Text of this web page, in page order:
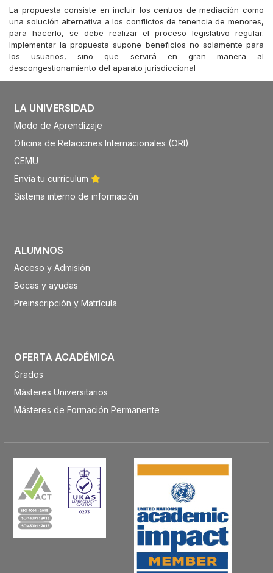
La propuesta consiste en incluir los centros de mediación como
una solución alternativa a los conflictos de tenencia de menores,
para hacerlo, se debe realizar el proceso legislativo regular.
Implementar la propuesta supone beneficios no solamente para
los usuarios, sino que servirá en gran manera al
descongestionamiento del aparato jurisdiccional
LA UNIVERSIDAD
Modo de Aprendizaje
Oficina de Relaciones Internacionales (ORI)
CEMU
Envía tu currículum
Sistema interno de información
ALUMNOS
Acceso y Admisión
Becas y ayudas
Preinscripción y Matrícula
OFERTA ACADÉMICA
Grados
Másteres Universitarios
Másteres de Formación Permanente